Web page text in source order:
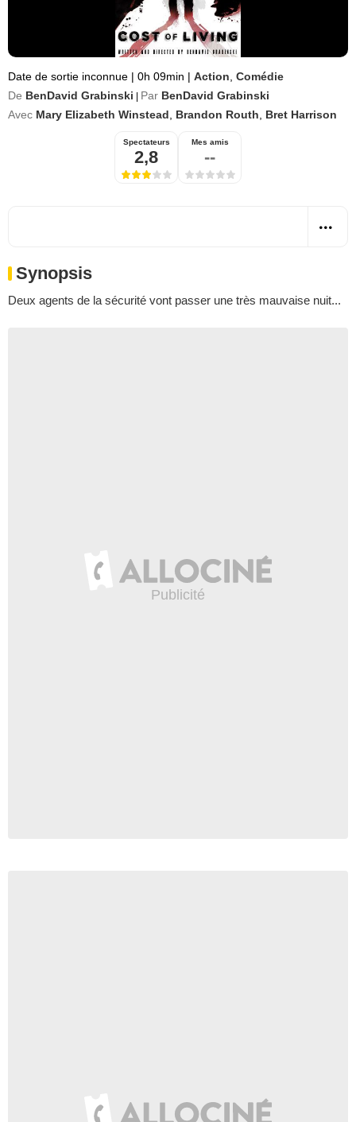
Date de sortie inconnue | 0h 09min | Action Comédie
De BenDavid Grabinski Par BenDavid Grabinski
Avec Mary Elizabeth Winstead Brandon Routh Bret Harrison
Spectateurs
2,8
Mes amis
--
Synopsis
Deux agents de la sécurité vont passer une très mauvaise nuit...